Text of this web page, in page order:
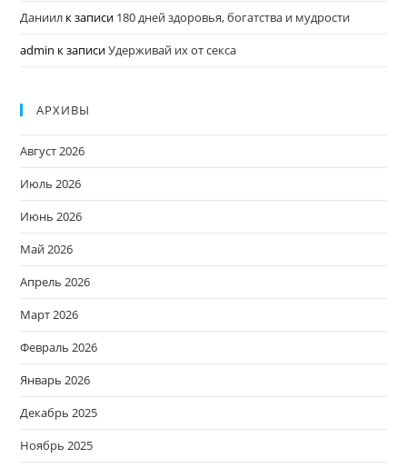
Даниил к записи 180 дней здоровья, богатства и мудрости
admin к записиУдерживай их от секса
АРХИВЫ
Август 2026
Июль 2026
Июнь 2026
Май 2026
Апрель 2026
Март 2026
Февраль 2026
Январь 2026
Декабрь 2025
Ноябрь 2025